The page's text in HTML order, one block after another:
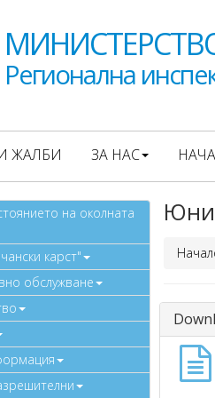
Регионална
ЖАЛБИ ЗА НАС
на околната
карст"
обслужване
Юни